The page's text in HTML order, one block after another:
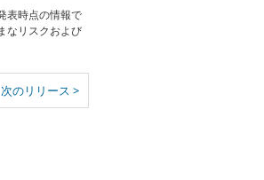
表時点の情報で
なリスクおよび
次のリリース >